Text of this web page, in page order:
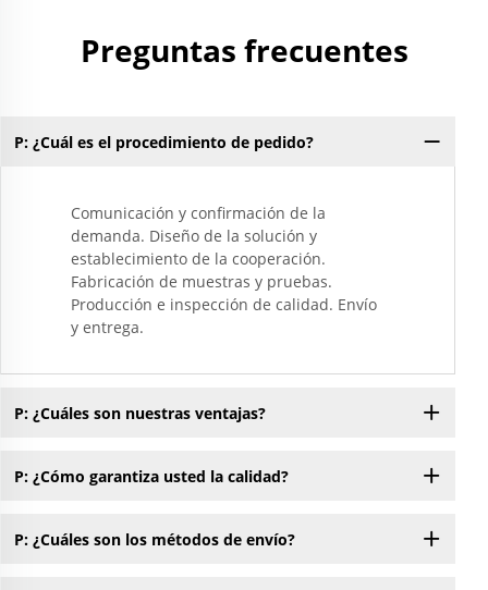
Preguntas frecuentes
P: ¿Cuál es el procedimiento de pedido?
Comunicación y confirmación de la
demanda. Diseño de la solución y
establecimiento de la cooperación.
Fabricación de muestras y pruebas.
Producción e inspección de calidad. Envío
y entrega.
P: ¿Cuáles son nuestras ventajas?
P: ¿Cómo garantiza usted la calidad?
P: ¿Cuáles son los métodos de envío?